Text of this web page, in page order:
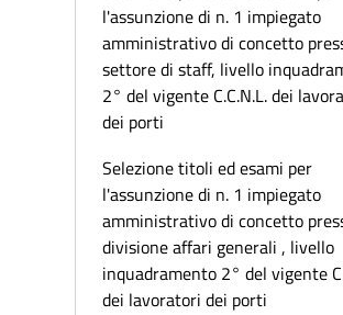
l'assunzione di n. 1 impiegato
amministrativo di concetto
settore di staff, livello
2° del vigente C.C.N.L. dei
dei porti
Selezione titoli ed esami per
l'assunzione di n. 1 impiegato
amministrativo di concetto
divisione affari generali , livello
inquadramento 2° del vigente
dei lavoratori dei porti